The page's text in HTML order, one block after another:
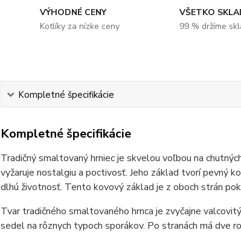
VÝHODNÉ CENY
Kotlíky za nízke ceny
VŠETKO
99 % držíme
Kompletné špecifikácie
Kompletné špecifikácie
Tradičný smaltovaný hrniec je skvelou voľbou na
vyžaruje nostalgiu a poctivosť. Jeho základ tvorí pevný
dlhú životnosť. Tento kovový základ je z oboch strán
Tvar tradičného smaltovaného hrnca je zvyčajne
sedel na rôznych typoch sporákov. Po stranách má dve